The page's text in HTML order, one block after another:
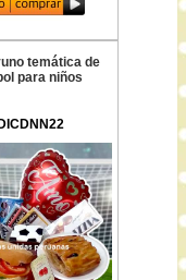
temática de
para niños
DICDNN22